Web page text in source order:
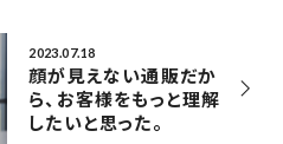
2023.07.18
顔が見えない通販だか
ら、お客様をもっと理解
したいと思った。